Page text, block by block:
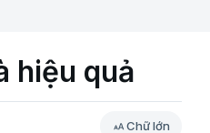
hiệu quả
Chữ lớn